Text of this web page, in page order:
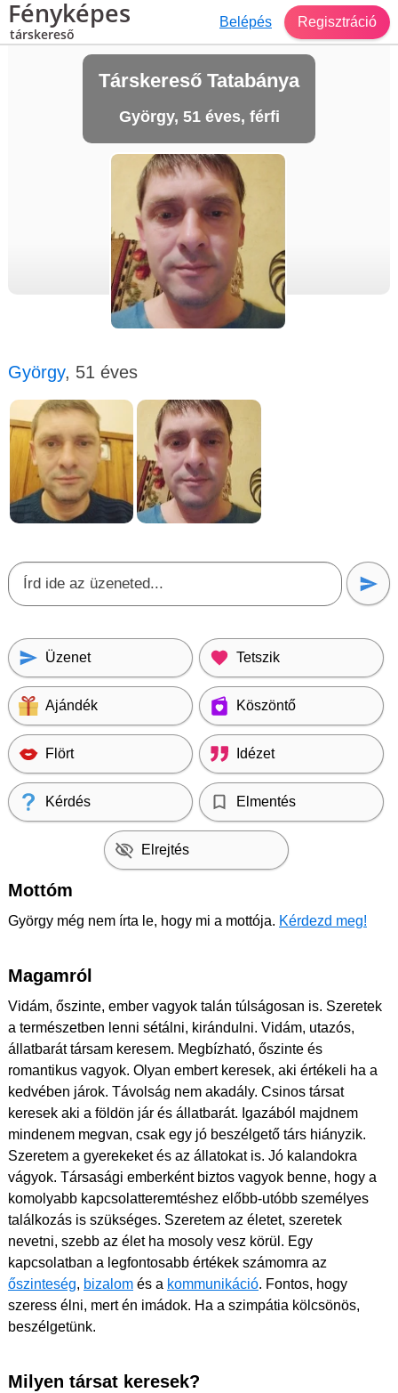
Fényképes
társkereső
Belépés Regisztráció
Társkereső Tatabánya
György, 51 éves, férfi
György, 51 éves
Üzenet Tetszik
Ajándék Köszöntő
Flört Idézet
Kérdés Elmentés
Elrejtés
Mottóm
György még nem írta le, hogy mi a mottója. Kérdezd meg!
Magamról
Vidám, őszinte, ember vagyok talán túlságosan is. Szeretek
a természetben lenni sétálni, kirándulni. Vidám, utazós,
állatbarát társam keresem. Megbízható, őszinte és
romantikus vagyok. Olyan embert keresek, aki értékeli ha a
kedvében járok. Távolság nem akadály. Csinos társat
keresek aki a földön jár és állatbarát. Igazából majdnem
mindenem megvan, csak egy jó beszélgető társ hiányzik.
Szeretem a gyerekeket és az állatokat is. Jó kalandokra
vágyok. Társasági emberként biztos vagyok benne, hogy a
komolyabb kapcsolatteremtéshez előbb-utóbb személyes
találkozás is szükséges. Szeretem az életet, szeretek
nevetni, szebb az élet ha mosoly vesz körül. Egy
kapcsolatban a legfontosabb értékek számomra az
őszinteség, bizalom és a kommunikáció. Fontos, hogy
szeress élni, mert én imádok. Ha a szimpátia kölcsönös,
beszélgetünk.
Milyen társat keresek?